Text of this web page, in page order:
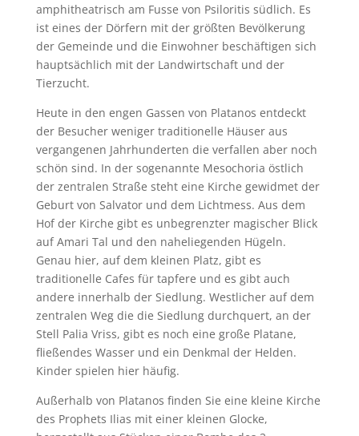
amphitheatrisch am Fusse von Psiloritis südlich. Es
ist eines der Dörfern mit der größten Bevölkerung
der Gemeinde und die Einwohner beschäftigen sich
hauptsächlich mit der Landwirtschaft und der
Tierzucht.
Heute in den engen Gassen von Platanos entdeckt
der Besucher weniger traditionelle Häuser aus
vergangenen Jahrhunderten die verfallen aber noch
schön sind. In der sogenannte Mesochoria östlich
der zentralen Straße steht eine Kirche gewidmet der
Geburt von Salvator und dem Lichtmess. Aus dem
Hof der Kirche gibt es unbegrenzter magischer Blick
auf Amari Tal und den naheliegenden Hügeln.
Genau hier, auf dem kleinen Platz, gibt es
traditionelle Cafes für tapfere und es gibt auch
andere innerhalb der Siedlung. Westlicher auf dem
zentralen Weg die die Siedlung durchquert, an der
Stell Palia Vriss, gibt es noch eine große Platane,
fließendes Wasser und ein Denkmal der Helden.
Kinder spielen hier häufig.
Außerhalb von Platanos finden Sie eine kleine Kirche
des Prophets Ilias mit einer kleinen Glocke,